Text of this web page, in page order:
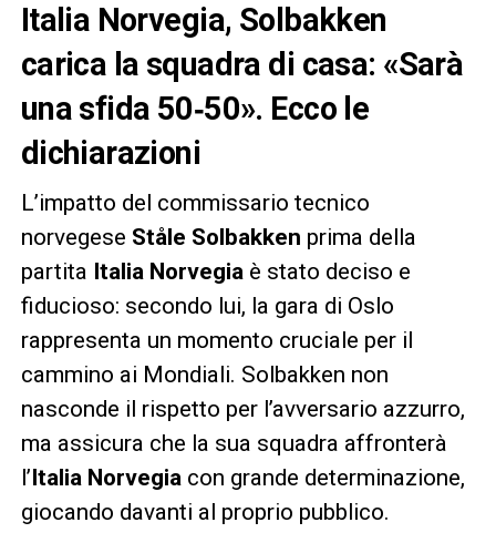
Italia Norvegia, Solbakken
carica la squadra di casa: «Sarà
una sfida 50‑50». Ecco le
dichiarazioni
L’impatto del commissario tecnico
norvegese Ståle Solbakken prima della
partita Italia Norvegiaè stato deciso e
fiducioso: secondo lui, la gara di Oslo
rappresenta un momento cruciale per il
cammino ai Mondiali. Solbakken non
nasconde il rispetto per l’avversario azzurro,
ma assicura che la sua squadra affronterà
l’ Italia Norvegiacon grande determinazione,
giocando davanti al proprio pubblico.